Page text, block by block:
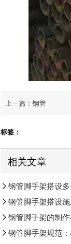
上一篇： 钢管
标签：
相关文章
钢管脚手架搭设
钢管脚手架搭设
钢管脚手架的制作
钢管脚手架规范